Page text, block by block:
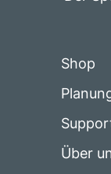
Shop
Über